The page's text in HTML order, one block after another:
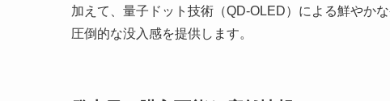
加えて、量子ドット技術（QD-OLED）による鮮やか
圧倒的な没入感を提供します。